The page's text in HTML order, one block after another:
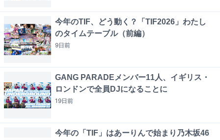
今年のTIF、どう動く？「TIF2026」わたし
のタイムテーブル（前編）
9日前
GANG PARADEメンバー11人、イギリス・
ロンドンで全員DJになることに
19日前
今年の「TIF」はあーりんで始まり乃木坂46